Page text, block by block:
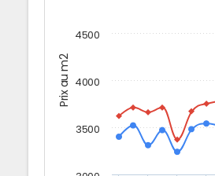
Prix au m2
3500
4000
4500